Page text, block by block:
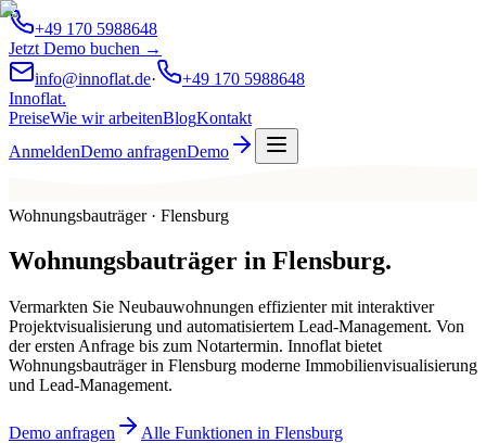
+49 170 5988648
Jetzt Demo buchen →
info@innoflat.de·
+49 170 5988648
Innoflat.
PreiseWie wir arbeitenBlogKontakt
AnmeldenDemo anfragenDemo
Wohnungsbauträger · Flensburg
Wohnungsbauträger in Flensburg.
Vermarkten Sie Neubauwohnungen effizienter mit interaktiver
Projektvisualisierung und automatisiertem Lead-Management. Von
der ersten Anfrage bis zum Notartermin. Innoflat bietet
Wohnungsbauträger in Flensburg moderne Immobilienvisualisierung
und Lead-Management.
Demo anfragen
Alle Funktionen in Flensburg